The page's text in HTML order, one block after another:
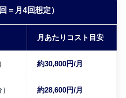
＝月4回想定）
月あたりコスト目安
約30,800円/月
約28,600円/月